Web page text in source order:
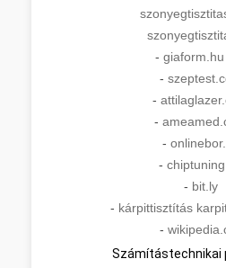
-
-
-
-
-
-
- bit.ly
- kárpittisztítás
-
Számítástechnikai